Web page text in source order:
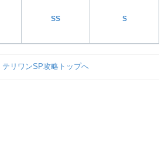
SS S
テリワンSP攻略トップへ